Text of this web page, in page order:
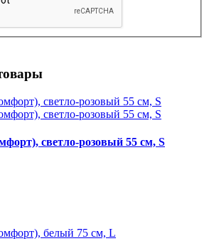
светло-розовый 55 см, S